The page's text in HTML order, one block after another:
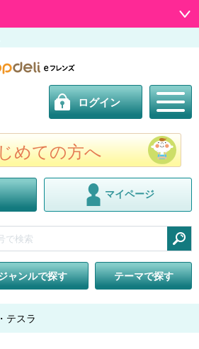
ログイン
めての方へ
マイページ
ャンルで探す テーマで探す
テスラ